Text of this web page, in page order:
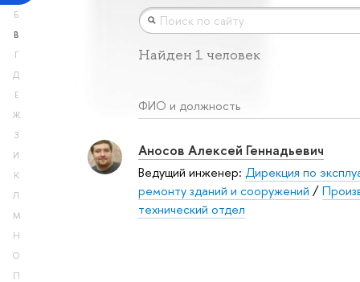
Б
В
Г
Д
Е
Ж
З
И
К
Л
М
Н
О
П
Найден 1 человек
ФИО и должность
Аносов Алексей Геннадьевич
Ведущий инженер: Дирекция по
ремонту зданий и сооружений /
технический отдел